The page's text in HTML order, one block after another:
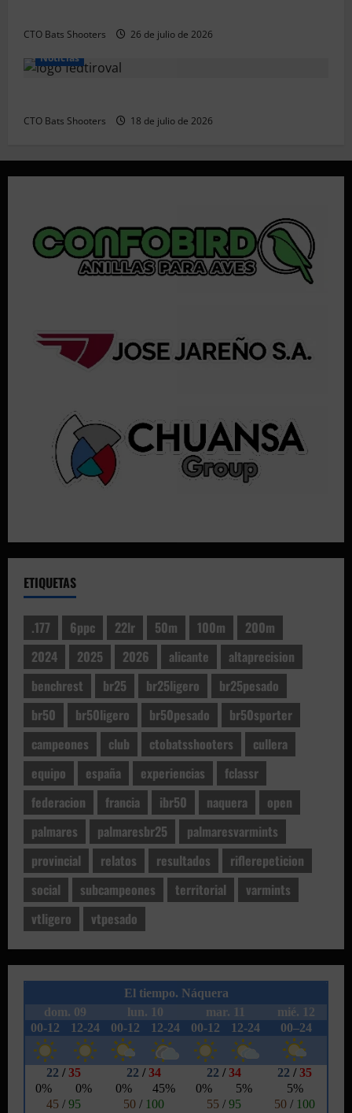
CTO Bats Shooters
26 de julio de 2026
Noticias
CTO Bats Shooters 18 de julio de 2026
ETIQUETAS
.177 6ppc 22lr 50m 100m
200m
2024
2025 2026 alicante
altaprecision
benchrest
br25 br25ligero
br25pesado
br50
br50ligero br50pesado
br50sporter
campeones
club ctobatsshooters
cullera
equipo
españa experiencias
fclassr
federacion
francia ibr50 naquera
open
palmares
palmaresbr25
palmaresvarmints
provincial
relatos resultados
riflerepeticion
social
subcampeones territorial
varmints
vtligero
vtpesado